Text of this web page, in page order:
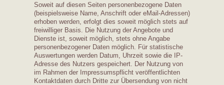
Soweit auf diesen Seiten personenbezogene Daten
(beispielsweise Name, Anschrift oder eMail-Adressen)
erhoben werden, erfolgt dies soweit möglich stets auf
freiwilliger Basis. Die Nutzung der Angebote und
Dienste ist, soweit möglich, stets ohne Angabe
personenbezogener Daten möglich. Für statistische
Auswertungen werden Datum, Uhrzeit sowie die IP-
Adresse des Nutzers gespeichert. Der Nutzung von
im Rahmen der Impressumspflicht veröffentlichten
Kontaktdaten durch Dritte zur Übersendung von nicht